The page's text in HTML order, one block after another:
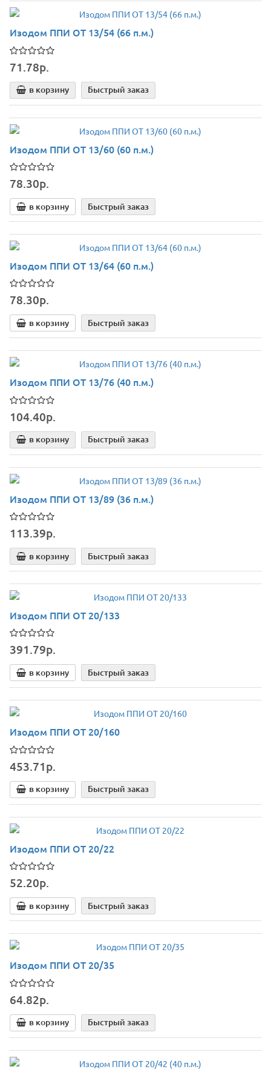
Изодом ППИ ОТ 13/54 (66 п.м.)
71.78р.
в корзину Быстрый заказ
Изодом ППИ ОТ 13/60 (60 п.м.)
78.30р.
в корзину Быстрый заказ
Изодом ППИ ОТ 13/64 (60 п.м.)
78.30р.
в корзину Быстрый заказ
Изодом ППИ ОТ 13/76 (40 п.м.)
104.40р.
в корзину Быстрый заказ
Изодом ППИ ОТ 13/89 (36 п.м.)
113.39р.
в корзину Быстрый заказ
Изодом ППИ ОТ 20/133
391.79р.
в корзину Быстрый заказ
Изодом ППИ ОТ 20/160
453.71р.
в корзину Быстрый заказ
Изодом ППИ ОТ 20/22
52.20р.
в корзину Быстрый заказ
Изодом ППИ ОТ 20/35
64.82р.
в корзину Быстрый заказ